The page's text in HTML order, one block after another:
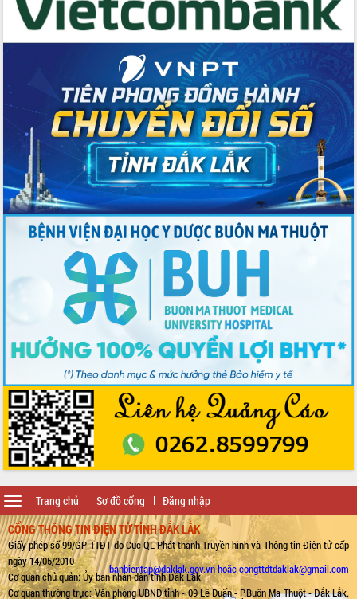
Trang chủ Sơ đồ cổng Đăng nhập
Toggle
navigation
CỔNG THÔNG TIN ĐIỆN TỬ TỈNH ĐẮK LẮK
Giấy phép số 99/GP-TTĐT do Cục QL Phát thanh Truyền hình và Thông tin Điện tử cấp
ngày 14/05/2010
Cơ quan chủ quản: Ủy ban nhân dân tỉnh Đắk Lắk
Cơ quan thường trực: Văn phòng UBND tỉnh - 09 Lê Duẩn - P.Buôn Ma Thuột - Đắk Lắk.
banbientap@daklak.gov.vn hoặc congttdtdaklak@gmail.com